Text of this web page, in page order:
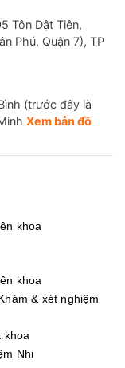
Tôn Dật Tiên,
Phú, Quận 7), TP
(trước đây là
Xem bản đồ
khoa
khoa
& xét nghiệm
khoa
Nhi